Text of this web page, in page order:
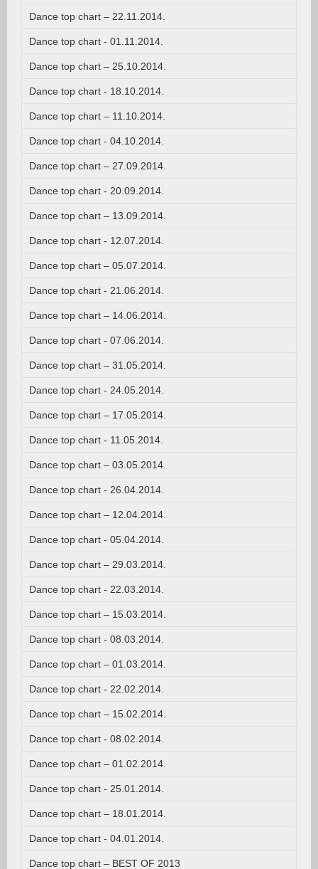
Dance top chart – 22.11.2014.
Dance top chart - 01.11.2014.
Dance top chart – 25.10.2014.
Dance top chart - 18.10.2014.
Dance top chart – 11.10.2014.
Dance top chart - 04.10.2014.
Dance top chart – 27.09.2014.
Dance top chart - 20.09.2014.
Dance top chart – 13.09.2014.
Dance top chart - 12.07.2014.
Dance top chart – 05.07.2014.
Dance top chart - 21.06.2014.
Dance top chart – 14.06.2014.
Dance top chart - 07.06.2014.
Dance top chart – 31.05.2014.
Dance top chart - 24.05.2014.
Dance top chart – 17.05.2014.
Dance top chart - 11.05.2014.
Dance top chart – 03.05.2014.
Dance top chart - 26.04.2014.
Dance top chart – 12.04.2014.
Dance top chart - 05.04.2014.
Dance top chart – 29.03.2014.
Dance top chart - 22.03.2014.
Dance top chart – 15.03.2014.
Dance top chart - 08.03.2014.
Dance top chart – 01.03.2014.
Dance top chart - 22.02.2014.
Dance top chart – 15.02.2014.
Dance top chart - 08.02.2014.
Dance top chart – 01.02.2014.
Dance top chart - 25.01.2014.
Dance top chart – 18.01.2014.
Dance top chart - 04.01.2014.
Dance top chart – BEST OF 2013